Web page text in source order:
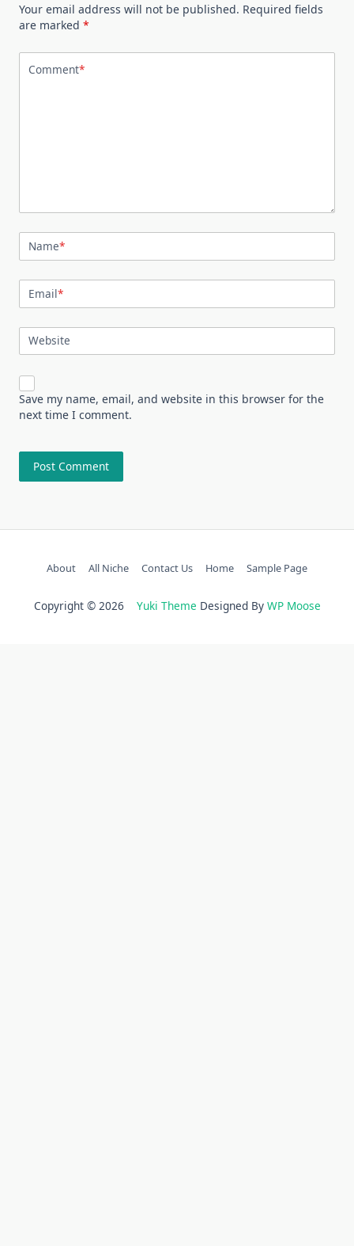
Your email address will not be published. Required fields
are marked *
Comment*
Name*
Email*
Website
Save my name, email, and website in this browser for the
next time I comment.
About All Niche Contact Us Home Sample Page
Copyright © 2026 Yuki Theme Designed By WP Moose